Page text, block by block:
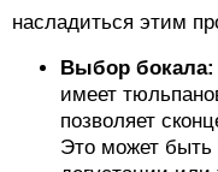
насладиться этим
Выбор бокала:
имеет
позволяет
Это может быть